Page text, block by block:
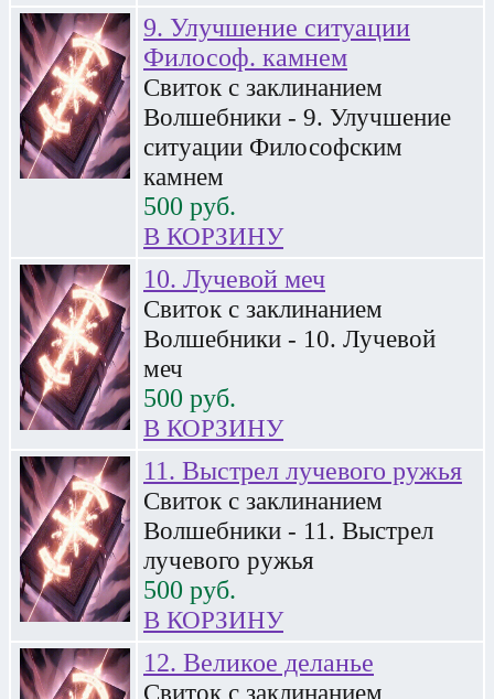
9. Улучшение ситуации
Философ. камнем
Свиток с заклинанием
Волшебники - 9. Улучшение
ситуации Философским
камнем
500 руб.
В КОРЗИНУ
10. Лучевой меч
Свиток с заклинанием
Волшебники - 10. Лучевой
меч
500 руб.
В КОРЗИНУ
11. Выстрел лучевого ружья
Свиток с заклинанием
Волшебники - 11. Выстрел
лучевого ружья
500 руб.
В КОРЗИНУ
12. Великое деланье
Свиток с заклинанием